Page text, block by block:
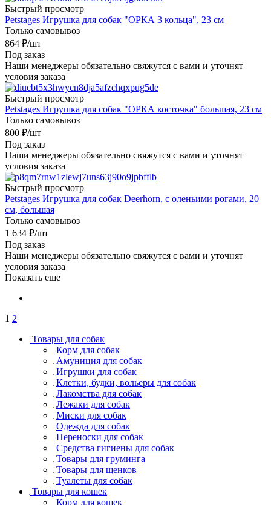
Быстрый просмотр
Petstages Игрушка для собак "ОРКА 3 кольца", 23 см
Только самовывоз
864 ₽/шт
Под заказ
Наши менеджеры обязательно свяжутся с вами и уточнят
условия заказа
Быстрый просмотр
Petstages Игрушка для собак "ОРКА косточка" большая, 23 см
Только самовывоз
800 ₽/шт
Под заказ
Наши менеджеры обязательно свяжутся с вами и уточнят
условия заказа
Быстрый просмотр
Petstages Игрушка для собак Deerhorn, с оленьими рогами, 20
см, большая
Только самовывоз
1 634 ₽/шт
Под заказ
Наши менеджеры обязательно свяжутся с вами и уточнят
условия заказа
Показать еще
1 2
Товары для собак
Корм для собак
Амуниция для собак
Игрушки для собак
Клетки, будки, вольеры для собак
Лакомства для собак
Лежаки для собак
Миски для собак
Одежда для собак
Переноски для собак
Средства гигиены для собак
Товары для груминга
Товары для щенков
Туалеты для собак
Товары для кошек
Корм для кошек